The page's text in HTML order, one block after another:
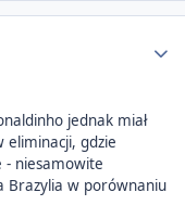
jednak miał
eliminacji, gdzie
- niesamowite
Brazylia w porównaniu